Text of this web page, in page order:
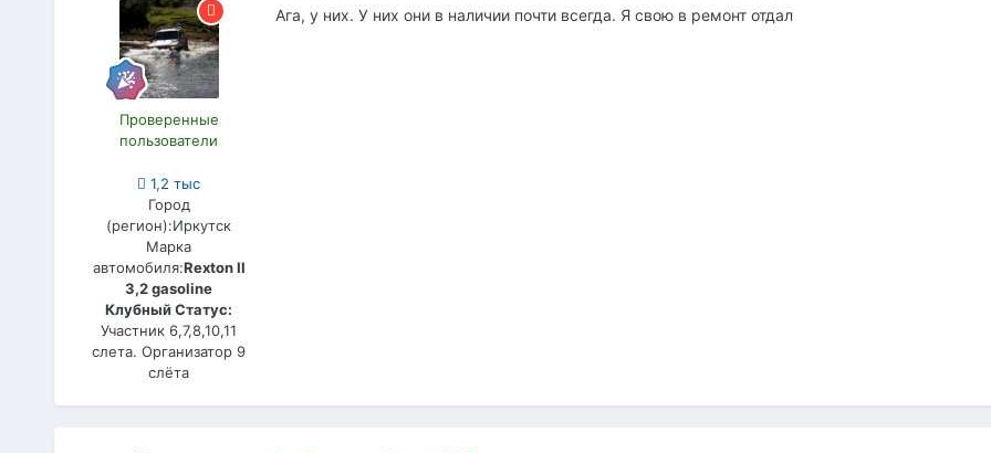
Проверенные
пользователи
1,2 тыс
Город
(регион):Иркутск
Марка
автомобиля:Rexton II
3,2 gasoline
Клубный Статус:
Участник 6,7,8,10,11
слета. Организатор 9
слёта
Ага, у них. У них они в наличии почти всегда. Я свою в ремонт отдал